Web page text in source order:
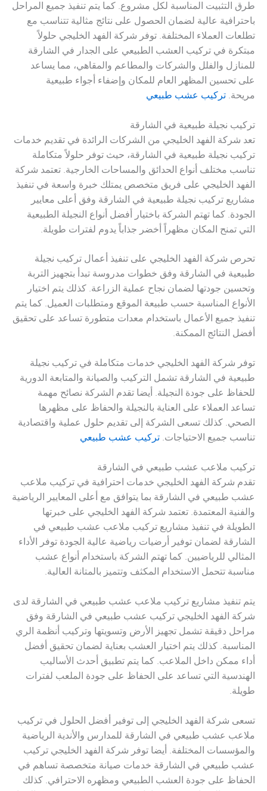
طرق التثبيت المناسبة لكل مشروع. كما يتم تنفيذ جميع المراحل
باحترافية عالية لضمان الحصول على نتائج مثالية تتناسب مع
تطلعات العملاء المختلفة. توفر شركة الفهد الخليجي حلولاً
مبتكرة في تركيب العشب الطبيعي على الجدار في الشارقة
للمنازل والفلل والشركات والمطاعم والمقاهي، مما يساعد
على تحسين المظهر العام للمكان وإضفاء أجواء طبيعية
مريحة. تركيب عشب طبيعي
تركيب نجيلة طبيعية في الشارقة
تعد شركة الفهد الخليجي من الشركات الرائدة في تقديم خدمات
تركيب نجيلة طبيعية في الشارقة، حيث توفر حلولاً متكاملة
تناسب مختلف أنواع الحدائق والمساحات الخارجية. تعتمد شركة
الفهد الخليجي على فريق متخصص يمتلك خبرة واسعة في تنفيذ
مشاريع تركيب نجيلة طبيعية في الشارقة وفق أعلى معايير
الجودة. كما تهتم الشركة باختيار أفضل أنواع النجيلة الطبيعية
التي تمنح المكان مظهراً أخضر جذاباً يدوم لفترات طويلة.
تحرص شركة الفهد الخليجي على تنفيذ أعمال تركيب نجيلة
طبيعية في الشارقة وفق خطوات مدروسة تبدأ بتجهيز التربة
وتحسين جودتها لضمان نجاح عملية الزراعة. كذلك يتم اختيار
الأنواع المناسبة حسب طبيعة الموقع ومتطلبات العميل. كما يتم
تنفيذ جميع الأعمال باستخدام معدات متطورة تساعد على تحقيق
أفضل النتائج الممكنة.
توفر شركة الفهد الخليجي خدمات متكاملة في تركيب نجيلة
طبيعية في الشارقة تشمل التركيب والصيانة والمتابعة الدورية
للحفاظ على جودة النجيلة. أيضا تقدم الشركة نصائح مهمة
تساعد العملاء على العناية بالنجيلة والحفاظ على مظهرها
الصحي. كذلك تسعى الشركة إلى تقديم حلول عملية واقتصادية
تناسب جميع الاحتياجات. تركيب عشب طبيعي
تركيب ملاعب عشب طبيعي في الشارقة
تقدم شركة الفهد الخليجي خدمات احترافية في تركيب ملاعب
عشب طبيعي في الشارقة بما يتوافق مع أعلى المعايير الرياضية
والفنية المعتمدة. تعتمد شركة الفهد الخليجي على خبرتها
الطويلة في تنفيذ مشاريع تركيب ملاعب عشب طبيعي في
الشارقة لضمان توفير أرضيات رياضية عالية الجودة توفر الأداء
المثالي للرياضيين. كما تهتم الشركة باستخدام أنواع عشب
مناسبة تتحمل الاستخدام المكثف وتتميز بالمتانة العالية.
يتم تنفيذ مشاريع تركيب ملاعب عشب طبيعي في الشارقة لدى
شركة الفهد الخليجي تركيب عشب طبيعي في الشارقة وفق
مراحل دقيقة تشمل تجهيز الأرض وتسويتها وتركيب أنظمة الري
المناسبة. كذلك يتم اختيار العشب بعناية لضمان تحقيق أفضل
أداء ممكن داخل الملاعب. كما يتم تطبيق أحدث الأساليب
الهندسية التي تساعد على الحفاظ على جودة الملعب لفترات
طويلة.
تسعى شركة الفهد الخليجي إلى توفير أفضل الحلول في تركيب
ملاعب عشب طبيعي في الشارقة للمدارس والأندية الرياضية
والمؤسسات المختلفة. أيضا توفر شركة الفهد الخليجي تركيب
عشب طبيعي في الشارقة خدمات صيانة متخصصة تساهم في
الحفاظ على جودة العشب الطبيعي ومظهره الاحترافي. كذلك